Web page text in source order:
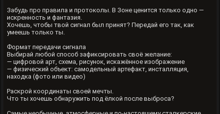
Забудь про правила и протоколы. В Зоне ценится только одно —
искренность и фантазия.
Хочешь, чтобы твой сигнал был принят? Передай его так, как
умеешь только ты.
Формат передачи сигнала
Выбирай любой способ зафиксировать своё желание:
— цифровой арт, схема, рисунок, искажённое изображение
— физический объект: самодельный артефакт, инсталляция,
находка (фото или видео)
Раскрой координаты своей мечты.
Что ты хочешь обнаружить под ёлкой после выброса?